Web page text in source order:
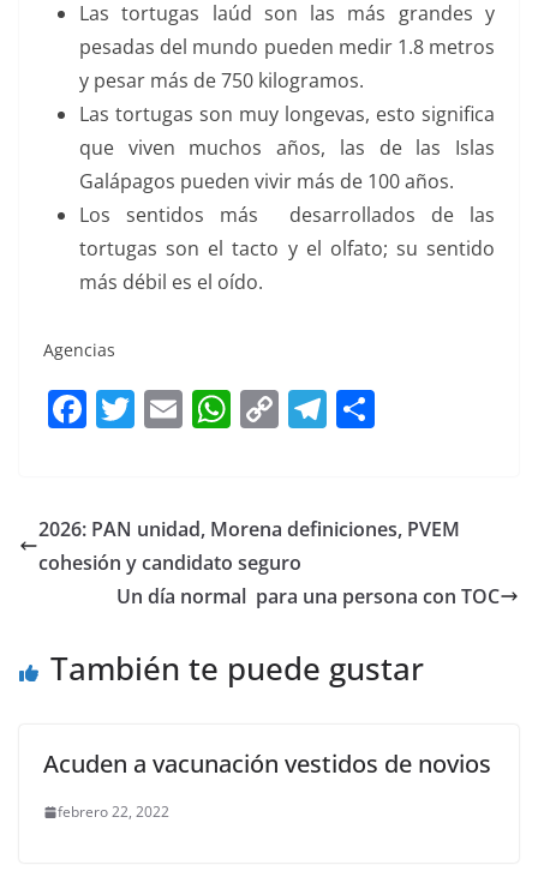
Las tortugas laúd son las más grandes y
pesadas del mundo pueden medir 1.8 metros
y pesar más de 750 kilogramos.
Las tortugas son muy longevas, esto significa
que viven muchos años, las de las Islas
Galápagos pueden vivir más de 100 años.
Los sentidos más desarrollados de las
tortugas son el tacto y el olfato; su sentido
más débil es el oído.
Agencias
F
e
b
k
T
er
E
l
W
s
A
p
C
y
Li
n
T
gr
m
e
2026: PAN unidad, Morena definiciones, PVEM
cohesión y candidato seguro
Un día normal para una persona con TOC
También te puede gustar
Acuden a vacunación vestidos de novios
febrero 22, 2022